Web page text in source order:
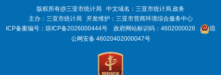
版权所有@三亚市统计局
中文域名：三亚市统计局.政务
主办：三亚市统计局
开发维护：三亚市营商环境综合服务中心
ICP备案编号： 琼ICP备2026000444号 政府网站标识码： 4602000026
琼
公网安备 46020402000047号